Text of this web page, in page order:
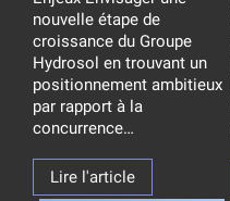
nouvelle étape de
croissance du Groupe
Hydrosol en trouvant un
positionnement ambitieux
par rapport à la
concurrence…
Lire l'article